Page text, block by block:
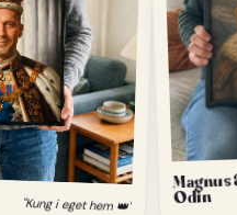
"Kung i eget hem 👑" Odin